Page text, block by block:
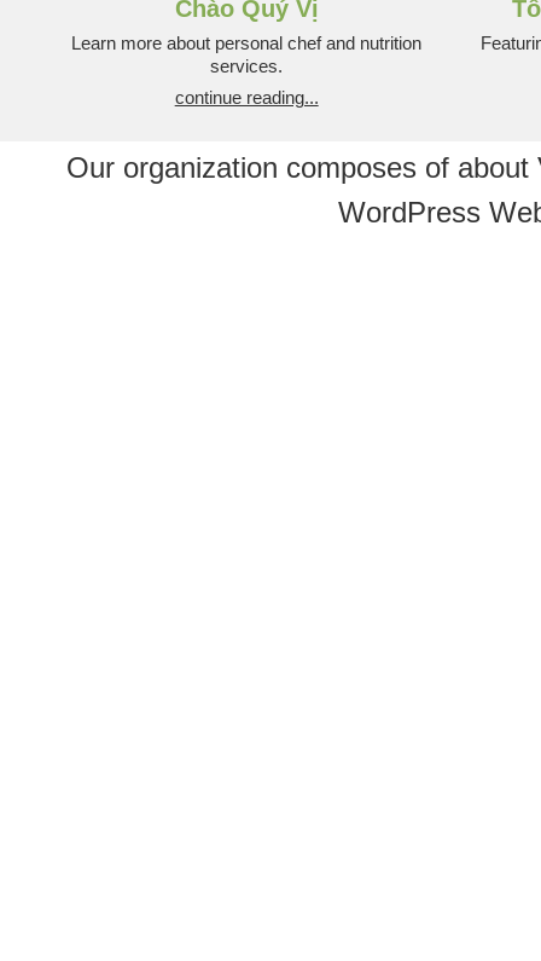
Chào Quý Vị
Learn more about personal chef and nutrition
services.
continue reading...
Our organization composes of
WordPress